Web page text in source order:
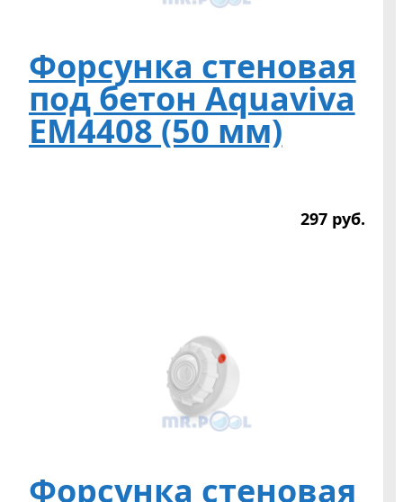
Форсунка стеновая
под бетон Aquaviva
EM4408 (50 мм)
297 руб.
Форсунка стеновая